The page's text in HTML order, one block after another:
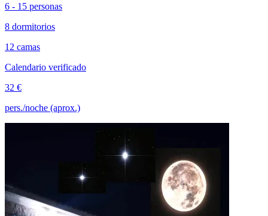
6 - 15 personas
8 dormitorios
12 camas
Calendario verificado
32 €
pers./noche (aprox.)